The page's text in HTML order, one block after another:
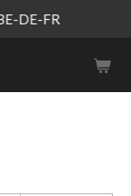
DE-FR